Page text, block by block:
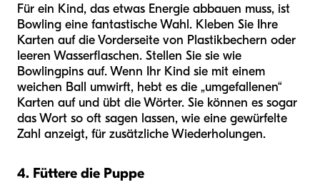
Für ein Kind, das etwas Energie abbauen muss, ist
Bowling eine fantastische Wahl. Kleben Sie Ihre
Karten auf die Vorderseite von Plastikbechern oder
leeren Wasserflaschen. Stellen Sie sie wie
Bowlingpins auf. Wenn Ihr Kind sie mit einem
weichen Ball umwirft, hebt es die „umgefallenen“
Karten auf und übt die Wörter. Sie können es sogar
das Wort so oft sagen lassen, wie eine gewürfelte
Zahl anzeigt, für zusätzliche Wiederholungen.
4. Füttere die Puppe